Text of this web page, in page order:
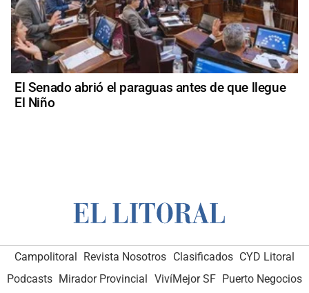
El Senado abrió el paraguas antes de que llegue
El Niño
Campolitoral Revista Nosotros Clasificados CYD Litoral
Podcasts Mirador Provincial VivíMejor SF Puerto Negocios